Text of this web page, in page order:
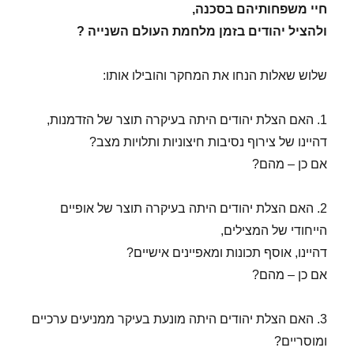
חיי משפחותיהם בסכנה,
ולהציל יהודים בזמן מלחמת העולם השנייה ?
שלוש שאלות הנחו את המחקר והובילו אותו:
1. האם הצלת יהודים היתה בעיקרה תוצר של הזדמנות,
דהיינו של צירוף נסיבות חיצוניות ותלויות מצב?
אם כן – מהם?
2. האם הצלת יהודים היתה בעיקרה תוצר של אופיים
הייחודי של המצילים,
דהיינו, אוסף תכונות ומאפיינים אישיים?
אם כן – מהם?
3. האם הצלת יהודים היתה מונעת בעיקר ממניעים ערכיים
ומוסריים?